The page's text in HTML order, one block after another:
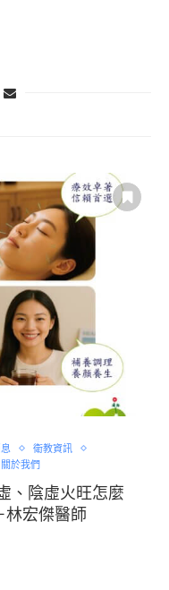
衛教資訊
關於我們
、陰虛火旺怎麼
林宏傑醫師